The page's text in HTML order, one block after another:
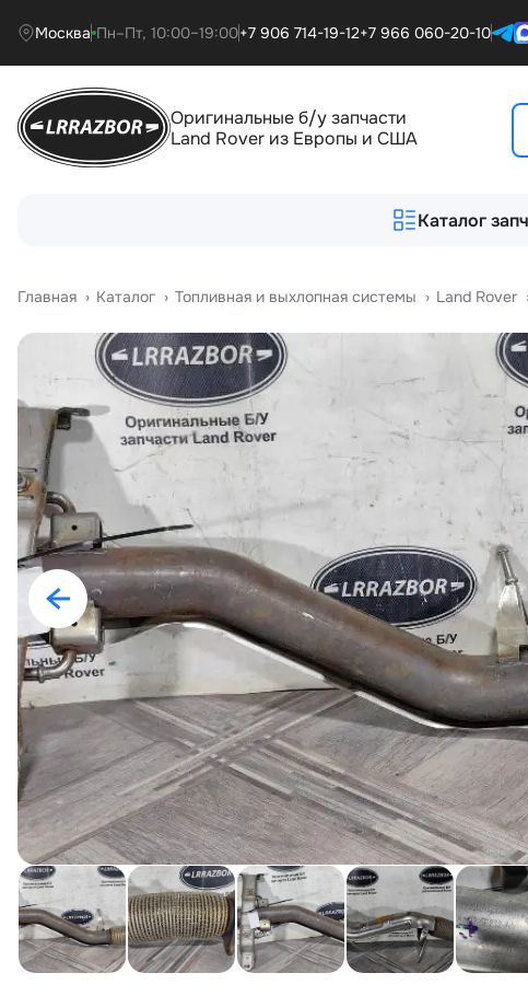
Москва Пн–Пт, 10:00–19:00+7 906 714-19-12+7 966 060-20-10
Оригинальные б/у запчасти
Land Rover из Европы и США
Каталог
Главная › Катало › Топливная и выхлопная системы › Land Rover